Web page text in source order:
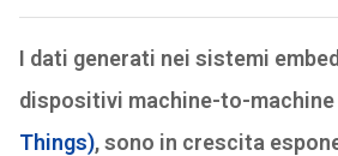
I dati generati nei sistemi
dispositivi machine-to-machine
Things), sono in crescita